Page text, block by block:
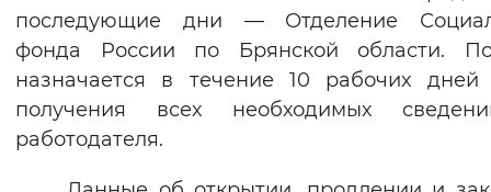
последующие дни — Отделение
фонда России по Брянской области.
назначается в течение 10 рабочих дней
получения всех необходимых
работодателя.